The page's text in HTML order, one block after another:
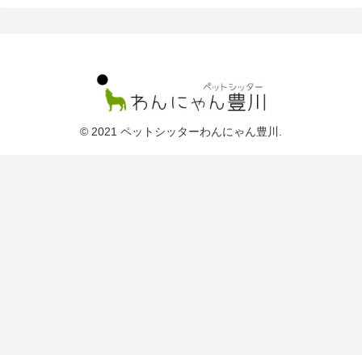
© 2021 ペットシッターわんにゃん豊川.